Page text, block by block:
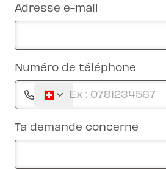
Adresse e-mail
Numéro de téléphone
Ta demande concerne